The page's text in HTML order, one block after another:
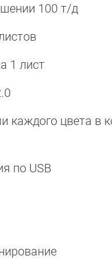
100 т/д
1 лист
каждого цвета в
по USB